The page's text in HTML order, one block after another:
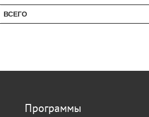
ВСЕГО
Программы